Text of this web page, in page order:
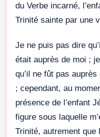
du Verbe incarné,
Trinité sainte par une
Je ne puis pas dire
était auprès de moi ;
qu’il ne fût pas
; cependant, au
présence de l’enfant
figure sous laquelle
Trinité, autrement que